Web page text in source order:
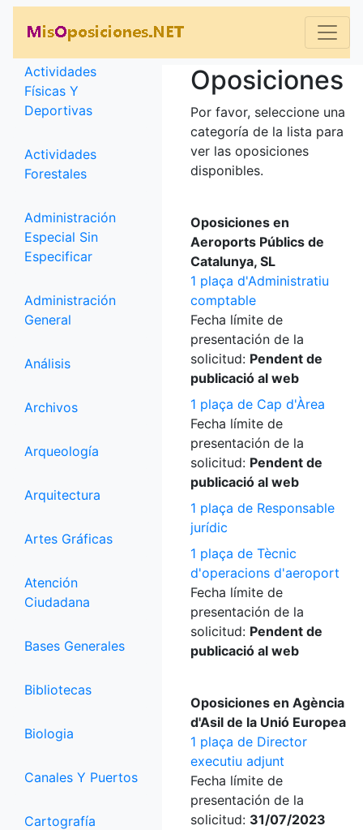
Categorías
Actividades
Físicas Y
Deportivas
Actividades
Forestales
Administración
Especial Sin
Especificar
Administración
General
Análisis
Archivos
Arqueología
Arquitectura
Artes Gráficas
Atención
Ciudadana
Bases Generales
Bibliotecas
Biologia
Canales Y Puertos
Cartografía
Oposiciones
Por favor, seleccione una
categoría de la lista para
ver las oposiciones
disponibles.
Oposiciones en
Aeroports Públics de
Catalunya, SL
1 plaça d'Administratiu
comptable
Fecha límite de
presentación de la
solicitud: Pendent de
publicació al web
1 plaça de Cap d'Àrea
Fecha límite de
presentación de la
solicitud: Pendent de
publicació al web
1 plaça de Responsable
jurídic
1 plaça de Tècnic
d'operacions d'aeroport
Fecha límite de
presentación de la
solicitud: Pendent de
publicació al web
Oposiciones en Agència
d'Asil de la Unió Europea
1 plaça de Director
executiu adjunt
Fecha límite de
presentación de la
solicitud: 31/07/2023